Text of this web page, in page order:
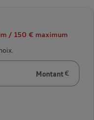
/ 150 € maximum